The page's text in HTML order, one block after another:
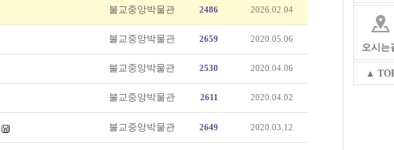
불교중앙박물관 2486 2026.02.04
불교중앙박물관 2659 2020.05.06
불교중앙박물관 2530 2020.04.06
불교중앙박물관 2611 2020.04.02
불교중앙박물관 2649 2020.03.12
오시는
▲